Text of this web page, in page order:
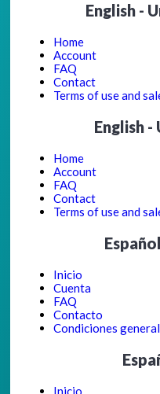
English -
Home
Account
FAQ
Contact
Terms of use and
English
Home
Account
FAQ
Contact
Terms of use and
Inicio
Cuenta
FAQ
Contacto
Condiciones
Inicio